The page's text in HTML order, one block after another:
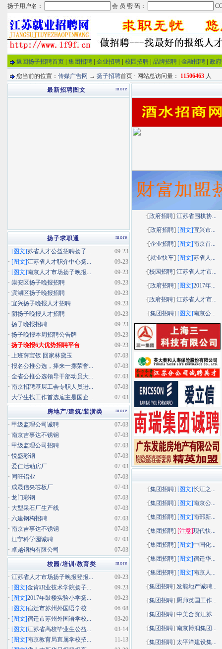
返回扬子招聘首页 集团招聘 企业招聘 校园招聘 品牌招聘 金融招聘 政
您当前的位置： 传媒广告网 → 扬子招聘首页 · 网站总访问量： 11506463 人
·[政府招聘]江苏省围棋协...
·[政府招聘] [图文]宜兴市...
·[企业招聘] [图文]南京首...
·[就业快车] [图文]苏省人...
·[校园招聘]江苏省人才市...
·[政府招聘] [图文]2017年...
·[政府招聘]江苏省人才市...
·[集团招聘] [图文]南京公...
·[集团招聘] [图文]长江之...
·[集团招聘] [图文]南京公...
·[集团招聘] [图文]南部新...
·[集团招聘] [注意]现代快...
·[集团招聘] [图文]中国化...
·[集团招聘] [图文]宿迁华...
·[集团招聘] [图文]南京人...
·[集团招聘]发能地产诚聘...
·[集团招聘] 厨师英国工作...
·[集团招聘]中美合资江苏...
·[集团招聘]南京博润集团...
·[集团招聘]太平洋建设集...
more
最新招聘图文
more
扬子求职通
09-23
· [图文]苏省人才公益招聘扬子...
09-23
· [图文]江苏省人才职介中心扬...
09-23
· [图文]南京人才市场扬子晚报...
09-23
· 崇安区扬子晚报招聘
09-23
· 滨湖区扬子晚报招聘
09-23
· 宜兴扬子晚报人才招聘
09-23
· 阴扬子晚报人才招聘
09-23
· 扬子晚报招聘
09-23
· 扬子晚报本周招聘公告牌
09-23
· 扬子晚报6大优势招聘平台
07-03
· 上班薛宝钗 回家林黛玉
07-03
· 报名公推公选，捧来一摞荣誉...
07-03
· 全省公推公选领导干部动员大...
07-03
· 南京招聘基层工会专职人员进...
07-03
· 大学生找工作首选雇主是国企...
more
房地产/建筑/装潢类
07-03
· 甲级监理公司诚聘
07-03
· 南京吉事达不锈钢
07-03
· 甲级监理公司招聘
07-03
·悦盛彩钢
07-03
· 爱仁活动房厂
07-03
· 同旺铝业
07-03
· 成晟信夹芯板厂
07-03
· 龙门彩钢
07-03
· 大型采石厂生产线
07-03
· 六建钢构招聘
07-03
· 南京吉事达不锈钢
07-03
· 江宁科学园诚聘
07-03
· 卓越钢构有限公司
more
校园/培训/教育类
09-23
· 江苏省人才市场扬子晚报登报...
09-23
· [图文]金肯职业技术学院扬子...
09-23
· [图文]2017年鼓楼实验小学扬...
06-08
· [图文]宿迁市苏州外国语学校...
03-20
· [图文]宿迁市苏州外国语学校...
03-14
· [图文]江苏省高校毕业生公益...
11-13
· [图文]南京教育局直属学校招...